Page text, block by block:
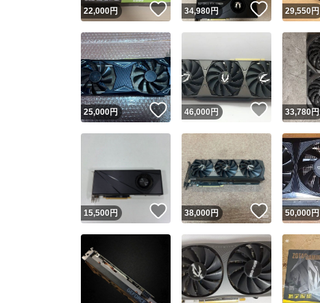
22,000円 いいね！
34,980円 いいね！
29,550円
25,000円 いいね！
46,000 円 いいね！
33,780円
15,500円 いいね！
38,000円 いいね！
50,000円